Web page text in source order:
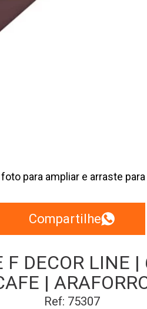
para ampliar e arraste
Compartilhe
F DECOR LINE
|
Ref: 75307